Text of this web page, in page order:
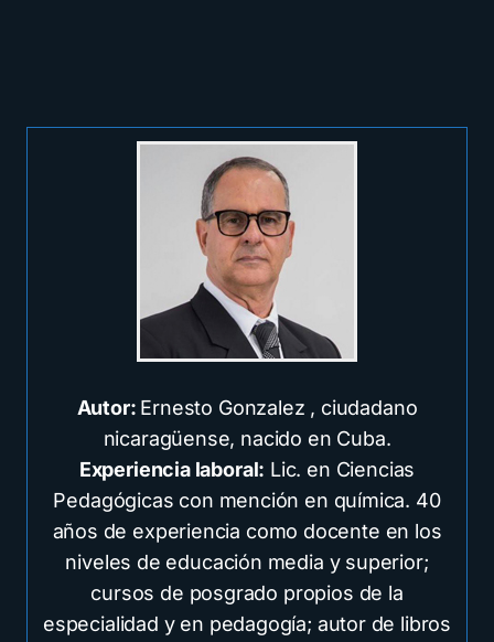
Autor: Ernesto Gonzalez , ciudadano
nicaragüense, nacido en Cuba.
Experiencia laboral: Lic. en Ciencias
Pedagógicas con mención en química. 40
años de experiencia como docente en los
niveles de educación media y superior;
cursos de posgrado propios de la
especialidad y en pedagogía; autor de libros